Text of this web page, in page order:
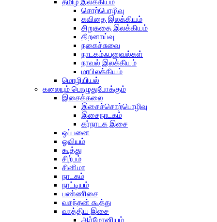
தமிழ் இலக்கியம்
சொற்பொழிவு
கவிதை இலக்கியம்
சிறுகதை இலக்கியம்
திறனாய்வு
நகைச்சுவை
நாடகம்ஃபனுவல்கள்
நாவல் இலக்கியம்
மரபிலக்கியம்
மொழியியல்
கலையும் பொழுதுபோக்கும்
இசைக்கலை
இசைச்சொற்பொழிவு
இசைநாடகம்
கர்நாடக இசை
ஒப்பனை
ஓவியம்
கூத்து
சிற்பம்
சினிமா
நாடகம்
நாட்டியம்
பண்ணிசை
வசந்தன் கூத்து
வாத்திய இசை
ஆர்மோனியம்